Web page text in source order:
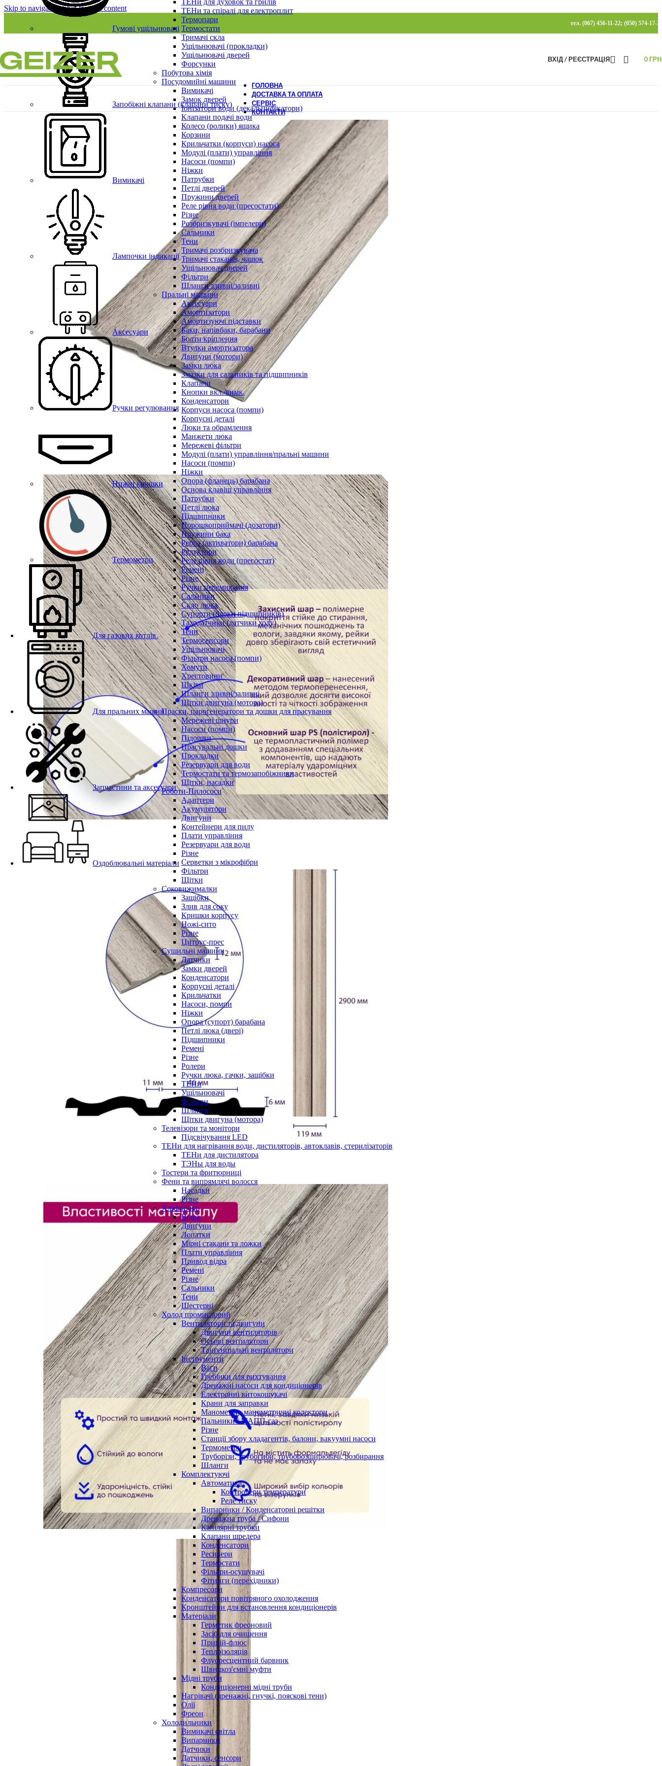
Skip to navigationSkip to main content
тел. (067) 456-11-22; (050) 574-17-
ТЕНи та спіралі для електроплит
Термопари
Термостати
Тримачі скла
Ущільнювачі (прокладки)
Ущільнювачі дверей
Форсунки
Побутова хімія
Посудомийні машини
Вимикачі
Замок дверей
Іонізатори води (декальцифікатори)
Клапани подачі води
Колесо (ролики) ящика
Корзини
Крильчатки (корпуси) насоса
Модулі (плати) управління
Насоси (помпи)
Ніжки
Патрубки
Петлі дверей
Пружини дверей
Реле рівня води (пресостати)
Різне
Розбризкувачі (імпелери)
Сальники
Тени
Тримачі розбризкувача
Тримачі стаканів, чашок
Ущільнювач дверей
Фільтри
Шланги зливні/заливні
Пральні машини
Аксесуари
Амортизатори
Амортизуючі підставки
Баки, напівбаки, барабани
Болти кріплення
Втулки амортизатора
Двигуни (мотори)
Замки люка
Змазки для сальників та підшипників
Клапани
Кнопки вкл./вимк.
Конденсатори
Корпуси насоса (помпи)
Корпусні деталі
Люки та обрамлення
Манжети люка
Мережеві фільтри
Модулі (плати) управління/пральні машини
Насоси (помпи)
Ніжки
Опора (фланець) барабана
Основа клавіш управління
Патрубки
Петлі люка
Підшипники
Порошкоприймачі (дозатори)
Пружини бака
Ребра (активатори) барабана
Редуктори
Реле рівня води (пресостат)
Ремені
Різне
Ручки перемикання
Сальники
Скло люка
Супорти (блоки підшипників)
Таходатчики (датчики холу)
Тени
Термосенсори
Ущільнювачі
Фільтри насоса (помпи)
Хомути
Хрестовини
Шківи
Шланги зливні/заливні
Щітки двигуна (мотора)
Праски, парогенератори та дошки для прасування
Мережеві шнури
Насоси (помпи)
Підошви
Прасувальні дошки
Прокладки
Резервуари для води
Термостати та термозапобіжники
Щітки, насадки
Роботи-Пилососи
Адаптери
Акумулятори
Двигуни
Контейнери для пилу
Плати управління
Резервуари для води
Різне
Серветки з мікрофібри
Фільтри
Щітки
Соковижималки
Защібки
Злив для соку
Кришки корпусу
Ножі-сито
Різне
Цитрус-прес
Сушильні машини
Датчики
Замки дверей
Конденсатори
Корпусні деталі
Крильчатки
Насоси, помпи
Ніжки
Опора (супорт) барабана
Петлі люка (двері)
Підшипники
Ремені
Різне
Ролери
Ручки люка, гачки, защібки
ТЕНи
Ущільнювачі
Фільтри
Шланги
Щітки двигуна (мотора)
Телевізори та монітори
Підсвічування LED
ТЕНи для нагрівання води, дистиляторів, автоклавів, стерилізаторів
ТЕНи для дистилятора
ТЭНы для воды
Тостери та фритюрниці
Фени та випрямлячі волосся
Насадки
Різне
Хлібопічки
Відра
Двигуни
Лопатки
Мірні стакани та ложки
Плати управління
Привод відра
Ремені
Різне
Сальники
Тени
Шестерні
Холод промисловий
Вентилятори та двигуни
Двигуни вентиляторів
Осьові вентилятори
Тангенціальні вентилятори
Інструменти
Ваги
Гребінки для рихтування
Дренажні насоси для кондиціонерів
Електронні витокошукачі
Крани для заправки
Манометри, манометричні колектори
Пальники / МАПП-газ
Різне
Станції збору хладагентів, балони, вакуумні насоси
Термометри
Труборізи, трубогиби, труборозширювачі, розбирання
Шланги
Комплектуючі
Автоматика
Контролери температури
Реле тиску
Випарники / Конденсаторні решітки
Дренажна труба / Сифони
Капілярні трубки
Клапани шредера
Конденсатори
Ресивери
Термостати
Фільтри-осушувачі
Фітинги (перехідники)
Компресори
Конденсатори повітряного охолодження
Кронштейни для встановлення кондиціонерів
Матеріали
Герметик фреоновий
Засіб для очищення
Припій-флюс
Теплоізоляція
Флуоресцентний барвник
Швидкоз'ємні муфти
Мідні труби
Кондиціонерні мідні труби
Нагрівачі (дренажні, гнучкі, пояскові тени)
Олії
Фреон
Холодильники
Вимикачі світла
Випарники
Датчики
Датчики, сенсори
ВХІД / РЕЄСТРАЦІЯ 0
Гумові ущільнювачі
Запобіжні клапани (клапани тиску)
Вимикачі
Лампочки індикації
Аксесуари
Ручки регулювання
Нижні кришки
Термометри
Для газових котлів.
Для пральних машин
Запчастини та аксесуари
Оздоблювальні матеріали
ГОЛОВНА
ДОСТАВКА ТА ОПЛАТА
СЕРВІС
КОНТАКТИ